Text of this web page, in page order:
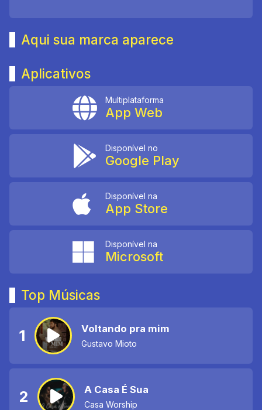
Aqui sua marca aparece
Aplicativos
Multiplataforma
App Web
Disponível no
Google Play
Disponível na
App Store
Disponível na
Microsoft
Top Músicas
1 Voltando pra mim
Gustavo Mioto
2 A Casa É Sua
Casa Worship